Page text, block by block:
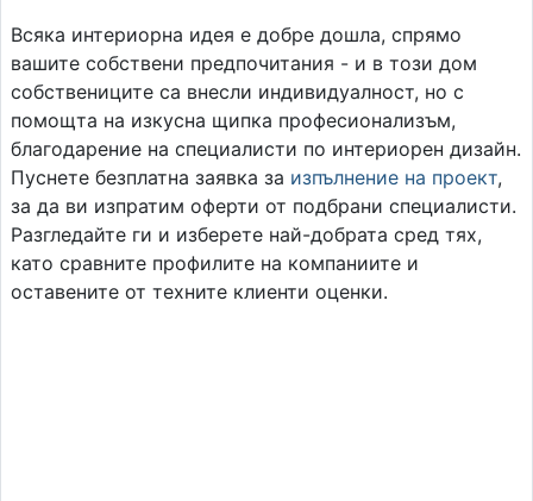
Всяка интериорна идея е добре дошла, спрямо
вашите собствени предпочитания - и в този дом
собствениците са внесли индивидуалност, но с
помощта на изкусна щипка професионализъм,
благодарение на специалисти по интериорен дизайн.
Пуснете безплатна заявка за изпълнение на проект,
за да ви изпратим оферти от подбрани специалисти.
Разгледайте ги и изберете най-добрата сред тях,
като сравните профилите на компаниите и
оставените от техните клиенти оценки.